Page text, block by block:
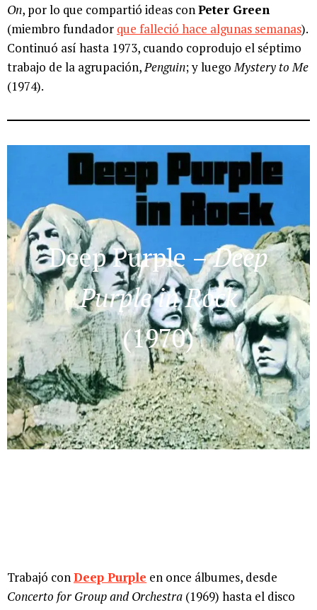
On, por lo que compartió ideas conPeter Green
(miembro fundador que falleció hace algunas semanas).
Continuó así hasta 1973, cuando coprodujo el séptimo
trabajo de la agrupación,Penguin; y luegoMystery to Me
(1974).
Deep Purple –Deep
Purple in Rock
(1970)
Trabajó conDeep Purple en once álbumes, desde
Concerto for Group and Orchestra (1969) hasta el disco